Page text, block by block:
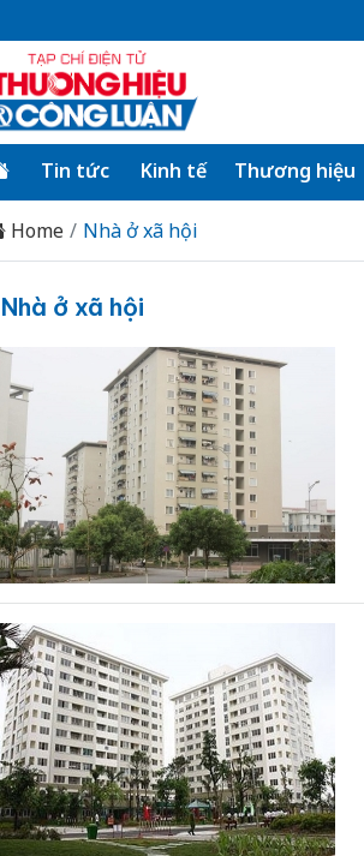
Tin tức Kinh tế Thương hiệu
Home Nhà ở xã hội
Nhà ở xã hội